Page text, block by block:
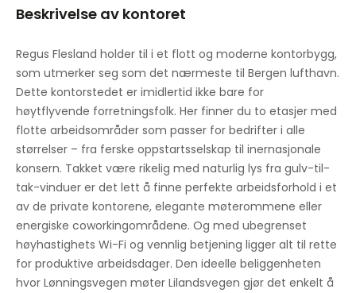
Parkering
Sandwich-service
Nedsenkede tak
Beskrivelse av kontoret
Regus Flesland holder til i et flott og moderne kontorbygg,
som utmerker seg som det nærmeste til Bergen lufthavn.
Dette kontorstedet er imidlertid ikke bare for
høytflyvende forretningsfolk. Her finner du to etasjer med
flotte arbeidsområder som passer for bedrifter i alle
størrelser – fra ferske oppstartsselskap til inernasjonale
konsern. Takket være rikelig med naturlig lys fra gulv-til-
tak-vinduer er det lett å finne perfekte arbeidsforhold i et
av de private kontorene, elegante møterommene eller
energiske coworkingområdene. Og med ubegrenset
høyhastighets Wi-Fi og vennlig betjening ligger alt til rette
for produktive arbeidsdager. Den ideelle beliggenheten
hvor Lønningsvegen møter Lilandsvegen gjør det enkelt å